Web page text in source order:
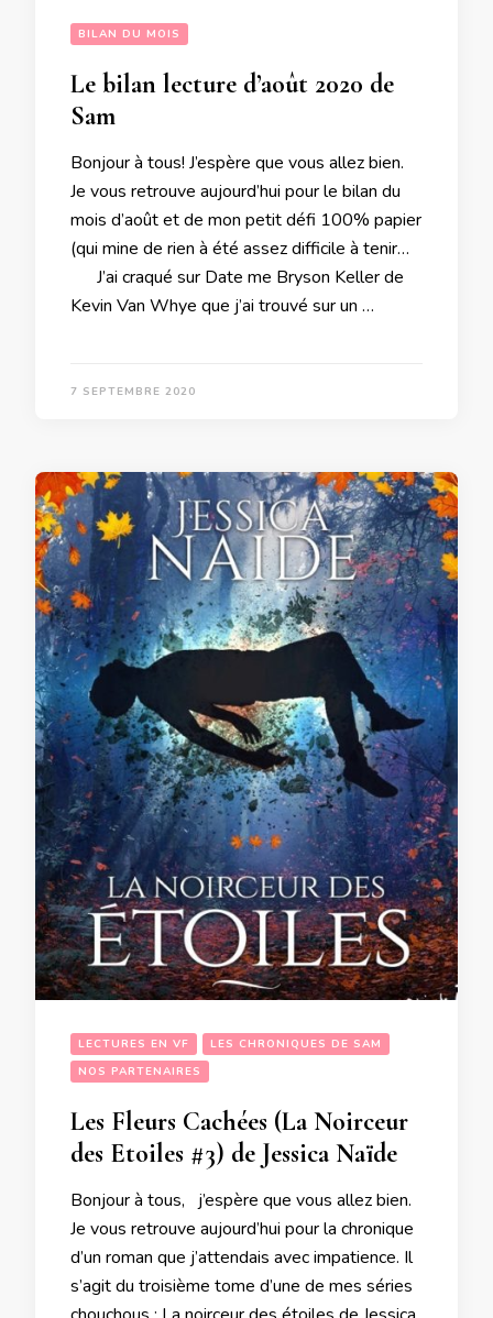
BILAN DU MOIS
Le bilan lecture d’août 2020 de
Sam
Bonjour à tous! J’espère que vous allez bien.
Je vous retrouve aujourd’hui pour le bilan du
mois d’août et de mon petit défi 100% papier
(qui mine de rien à été assez difficile à tenir…
J’ai craqué sur Date me Bryson Keller de
Kevin Van Whye que j’ai trouvé sur un …
7 SEPTEMBRE 2020
LECTURES EN VF
LES CHRONIQUES DE SAM
NOS PARTENAIRES
Les Fleurs Cachées (La Noirceur
des Etoiles #3) de Jessica Naïde
Bonjour à tous, j’espère que vous allez bien.
Je vous retrouve aujourd’hui pour la chronique
d’un roman que j’attendais avec impatience. Il
s’agit du troisième tome d’une de mes séries